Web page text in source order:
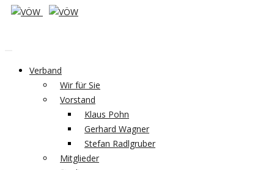
Verband
Wir für Sie
Vorstand
Klaus Pohn
Gerhard Wagner
Stefan Radlgruber
Mitglieder